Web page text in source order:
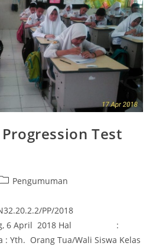
Test
Pengumuman
PP/2018
2018 Hal :
Yth. Orang Tua/Wali Siswa Kelas